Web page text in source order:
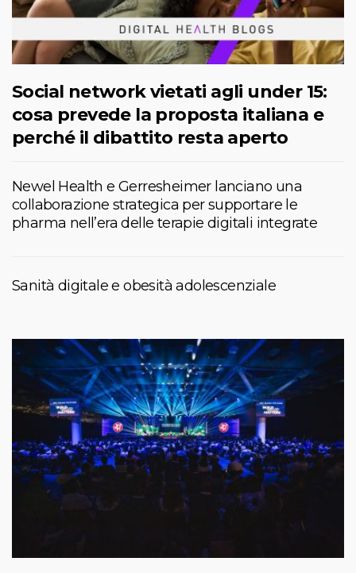
Social network vietati agli under 15:
cosa prevede la proposta italiana e
perché il dibattito resta aperto
Newel Health e Gerresheimer lanciano una
collaborazione strategica per supportare le
pharma nell’era delle terapie digitali integrate
Sanità digitale e obesità adolescenziale